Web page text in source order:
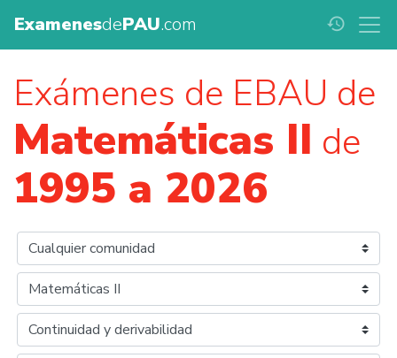
ExamenesdePAU.com history
Exámenes de EBAU de
Matemáticas II de
1995 a 2026